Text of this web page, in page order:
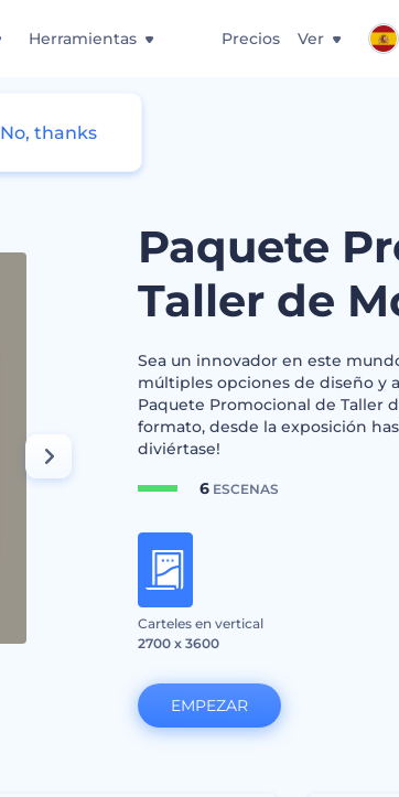
Herramientas Precios Ver
Paquete
Taller de
Sea un innovador en este
múltiples opciones de diseño y
Paquete Promocional de Taller
formato, desde la exposición
diviértase!
6ESCENAS
Carteles en vertical
2700 x 3600
EMPEZAR
No, thanks